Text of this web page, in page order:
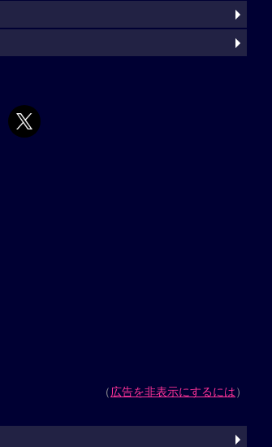
（広告を非表示にするには）